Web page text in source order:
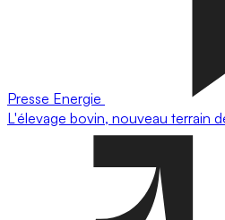
Presse Energie
L'élevage bovin, nouveau terrain